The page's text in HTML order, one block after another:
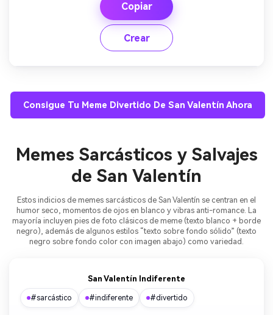
Copiar
Crear
Consigue Tu Meme Divertido De San Valentín Ahora
Memes Sarcásticos y Salvajes
de San Valentín
Estos indicios de memes sarcásticos de San Valentín se centran en el
humor seco, momentos de ojos en blanco y vibras anti-romance. La
mayoría incluyen pies de foto clásicos de meme (texto blanco + borde
negro), además de algunos estilos “texto sobre fondo sólido” (texto
negro sobre fondo color con imagen abajo) como variedad.
San Valentín Indiferente
#sarcástico #indiferente #divertido